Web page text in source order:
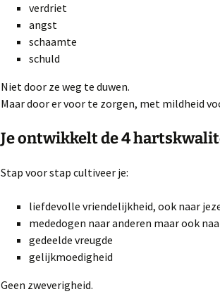
verdriet
angst
schaamte
schuld
Niet door ze weg te duwen.
Maar door er voor te zorgen, met mildheid
Je ontwikkelt de 4
Stap voor stap cultiveer je:
liefdevolle vriendelijkheid, ook naar
mededogen naar anderen maar ook
gedeelde vreugde
gelijkmoedigheid
Geen zweverigheid.